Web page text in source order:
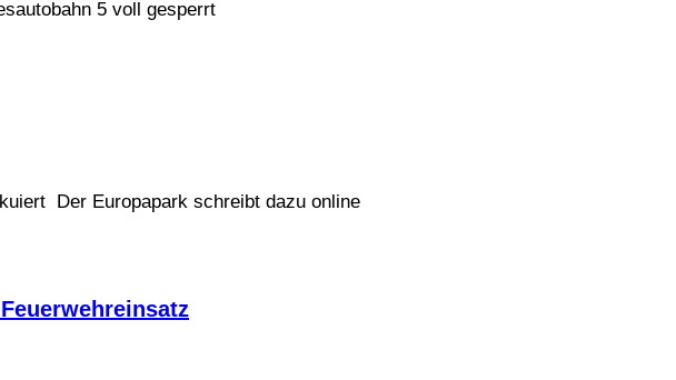
5 voll gesperrt
Der Europapark schreibt dazu online